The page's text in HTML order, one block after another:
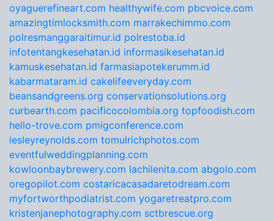
oyaguerefineart.com healthywife.com pbcvoice.com
amazingtimlocksmith.com marrakechimmo.com
polresmanggaraitimur.id polrestoba.id
infotentangkesehatan.id informasikesehatan.id
kamuskesehatan.id farmasiapotekerumm.id
kabarmataram.id cakelifeeveryday.com
beansandgreens.org conservationsolutions.org
curbearth.com pacificocolombia.org topfoodish.com
hello-trove.com pmigconference.com
lesleyreynolds.com tomulrichphotos.com
eventfulweddingplanning.com
kowloonbaybrewery.com lachilenita.com abgolo.com
oregopilot.com costaricacasadaretodream.com
myfortworthpodiatrist.com yogaretreatpro.com
kristenjanephotography.com sctbrescue.org